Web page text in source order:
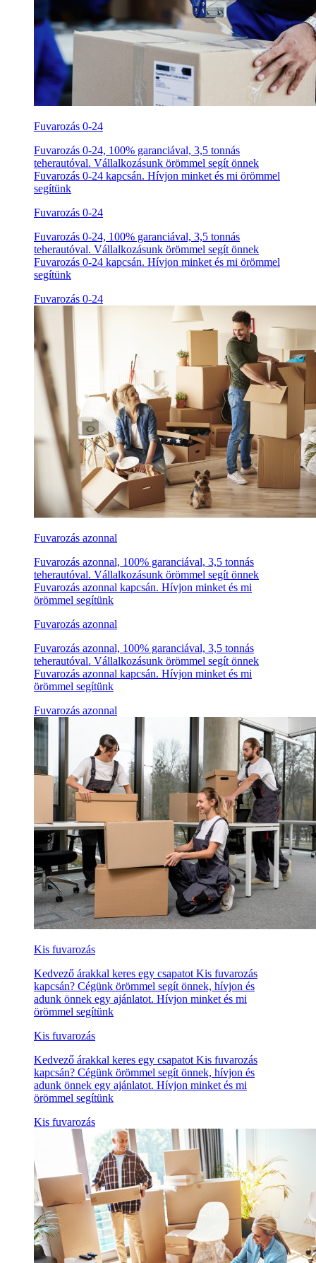
Fuvarozás 0-24
Fuvarozás 0-24, 100% garanciával, 3,5 tonnás
teherautóval. Vállalkozásunk örömmel segít önnek
Fuvarozás 0-24 kapcsán. Hívjon minket és mi örömmel
segítünk
Fuvarozás 0-24
Fuvarozás 0-24, 100% garanciával, 3,5 tonnás
teherautóval. Vállalkozásunk örömmel segít önnek
Fuvarozás 0-24 kapcsán. Hívjon minket és mi örömmel
segítünk
Fuvarozás 0-24
Fuvarozás azonnal
Fuvarozás azonnal, 100% garanciával, 3,5 tonnás
teherautóval. Vállalkozásunk örömmel segít önnek
Fuvarozás azonnal kapcsán. Hívjon minket és mi
örömmel segítünk
Fuvarozás azonnal
Fuvarozás azonnal, 100% garanciával, 3,5 tonnás
teherautóval. Vállalkozásunk örömmel segít önnek
Fuvarozás azonnal kapcsán. Hívjon minket és mi
örömmel segítünk
Fuvarozás azonnal
Kis fuvarozás
Kedvező árakkal keres egy csapatot Kis fuvarozás
kapcsán? Cégünk örömmel segít önnek, hívjon és
adunk önnek egy ajánlatot. Hívjon minket és mi
örömmel segítünk
Kis fuvarozás
Kedvező árakkal keres egy csapatot Kis fuvarozás
kapcsán? Cégünk örömmel segít önnek, hívjon és
adunk önnek egy ajánlatot. Hívjon minket és mi
örömmel segítünk
Kis fuvarozás